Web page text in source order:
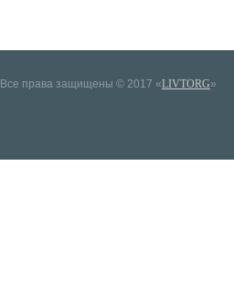
Все права защищены © 2017 «LIVTORG»